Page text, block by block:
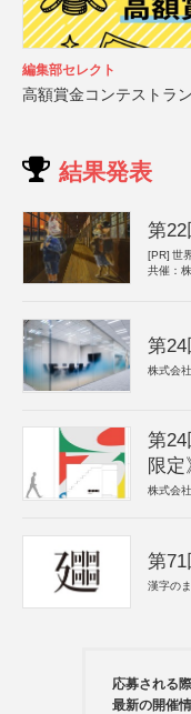
編集部セレクト
高額賞金コンテストラ
結果発表
第
[PR] 世
共催：
第
株式会
第
限定
株式会
第
漢字の
応募される
最新の開催